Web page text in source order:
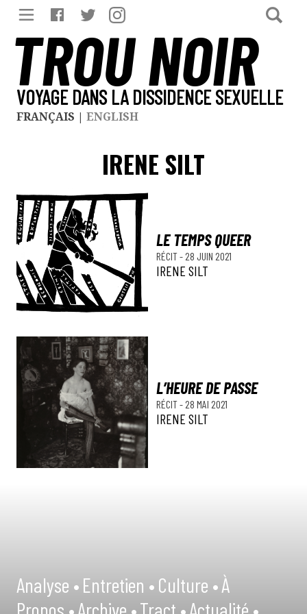
TROU NOIR
VOYAGE DANS LA DISSIDENCE SEXUELLE
FRANÇAIS | ENGLISH
IRENE SILT
LE TEMPS QUEER
RÉCIT- 28 JUIN 2021
IRENE SILT
L’HEURE DE PASSE
RÉCIT- 28 MAI 2021
IRENE SILT
Analyse •Entretien •Culture •À